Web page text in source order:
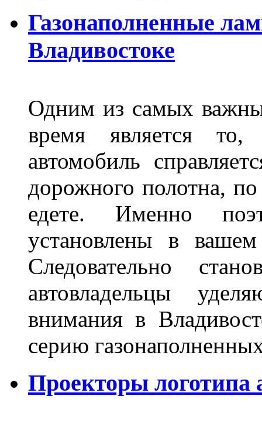
Газонаполненные
Владивостоке
Одним из самых
время является то,
автомобиль
дорожного полотна,
едете. Именно
установлены в
Следовательно
автовладельцы
внимания в
серию
Проекторы логотипа